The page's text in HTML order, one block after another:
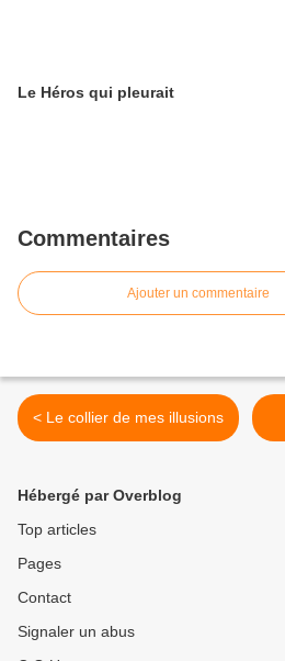
Le Héros qui pleurait
Commentaires
Ajouter un commentaire
< Le collier de mes illusions
Hébergé par Overblog
Top articles
Pages
Contact
Signaler un abus